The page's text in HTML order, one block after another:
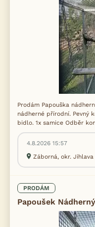
Prodám Papouška
nádherné přírodní. Pevný
bidlo. 1x samice Odběr
4.8.2026 15:57
Záborná, okr. Jihlava
PRODÁM
Papoušek